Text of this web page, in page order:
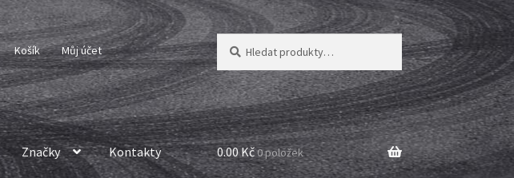
Košík Můj účet
Hledat:
Hledat
Značky Kontakty 0.00 Kč0 položek